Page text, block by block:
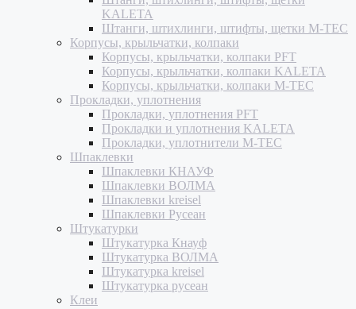
KALETA
Штанги, штихлинги, штифты, щетки M-TEC
Корпусы, крыльчатки, колпаки
Корпусы, крыльчатки, колпаки PFT
Корпусы, крыльчатки, колпаки KALETA
Корпусы, крыльчатки, колпаки M-TEC
Прокладки, уплотнения
Прокладки, уплотнения PFT
Прокладки и уплотнения KALETA
Прокладки, уплотнители M-TEC
Шпаклевки
Шпаклевки КНАУФ
Шпаклевки ВОЛМА
Шпаклевки kreisel
Шпаклевки Русеан
Штукатурки
Штукатурка Кнауф
Штукатурка ВОЛМА
Штукатурка kreisel
Штукатурка русеан
Клеи